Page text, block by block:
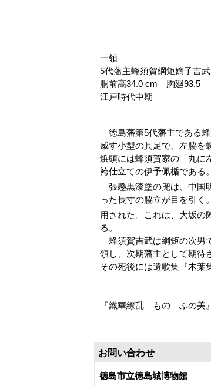
一領
5代藩主蜂須賀綱矩嫡子吉
胴前高34.0 cm 胸廻93.5
江戸時代中期
徳島藩第5代藩主である
威す小型の具足で、左脇を
鋲頭には蜂須賀家の「丸に
袴仕立ての伊予佩楯である。
張懸黒漆塗の兜は、中国
った長寸の脇立が目を引く
用された。これは、大坂の
る。
蜂須賀吉武は綱矩の次男
領し、次期藩主として期待
その死後には遺歌集『木葉
『鐡華繚乱―ものゝふの美
お問い合わせ
徳島市立徳島城博物館